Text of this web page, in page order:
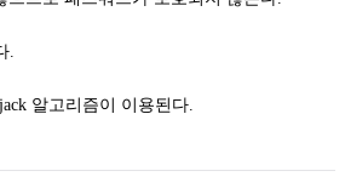
.
알고리즘이 이용된다.